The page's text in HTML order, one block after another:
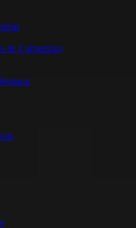
de Carpentras)